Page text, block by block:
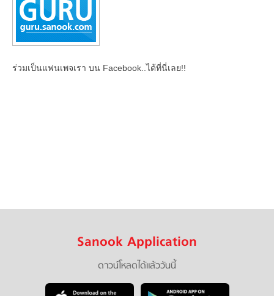
ร่วมเป็นแฟนเพจเรา บน Facebook..ได้ที่นี่เลย!!
Sanook Application
ดาวน์โหลดได้แล้ววันนี้